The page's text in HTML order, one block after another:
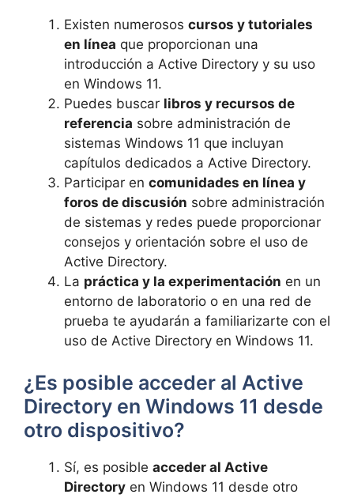
Existen numerosos cursos y tutoriales
en línea que proporcionan una
introducción a Active Directory y su uso
en Windows 11.
Puedes buscar libros y recursos de
referencia sobre administración de
sistemas Windows 11 que incluyan
capítulos dedicados a Active Directory.
Participar en comunidades en línea y
foros de discusión sobre administración
de sistemas y redes puede proporcionar
consejos y orientación sobre el uso de
Active Directory.
La práctica y la experimentación en un
entorno de laboratorio o en una red de
prueba te ayudarán a familiarizarte con el
uso de Active Directory en Windows 11.
¿Es posible acceder al Active
Directory en Windows 11 desde
otro dispositivo?
Sí, es posible acceder al Active
Directory en Windows 11 desde otro